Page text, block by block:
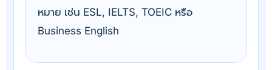
หมาย เช่น ESL, IELTS, TOEIC หรือ
Business English